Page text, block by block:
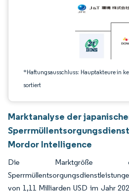
*Haftungsausschluss: Hauptakteure in
sortiert
Marktanalyse der
Mordor Intelligence
Die Marktgröße
von 1,11 Milliarden USD im Jahr